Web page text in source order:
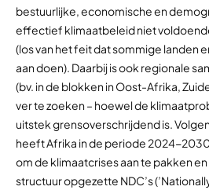
bestuurlijke, economische en
effectief klimaatbeleid niet
(los van het feit dat sommige landen
aan doen). Daarbij is ook regionale
(bv. in de blokken in Oost-Afrika,
ver te zoeken – hoewel de
uitstek grensoverschrijdend is.
heeft Afrika in de periode 2024-2030
om de klimaatcrises aan te pakken
structuur opgezette NDC’s